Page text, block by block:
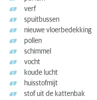
verf
spuitbussen
nieuwe vloerbedekking
pollen
schimmel
vocht
koude lucht
huisstofmijt
stof uit de kattenbak